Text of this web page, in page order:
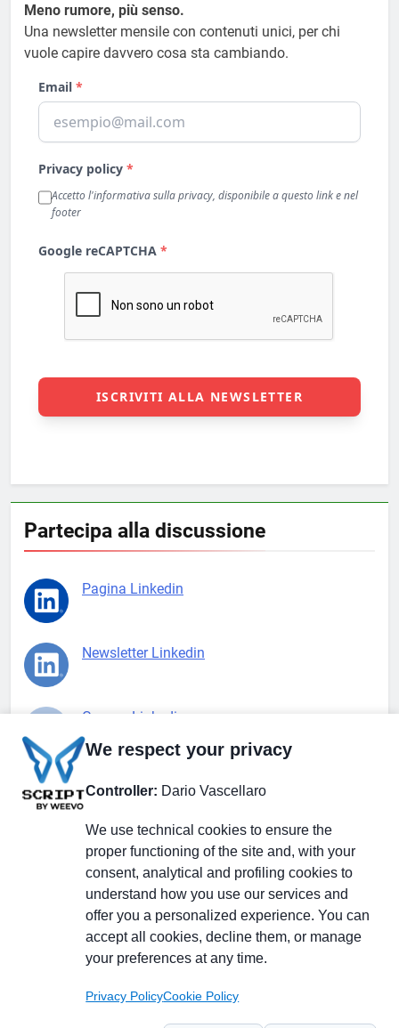
Meno rumore, più senso.
Una newsletter mensile con contenuti unici, per chi
vuole capire davvero cosa sta cambiando.
Partecipa alla discussione
Pagina Linkedin
Newsletter Linkedin
Gruppo Linkedin
X.com
Il Giornale delle PMI.
Testata giornalistica
Milano n. 353 del 19
Privacy PolicyCookie
We respect your privacy
Controller: Dario Vascellaro
We use technical cookies to ensure the
proper functioning of the site and, with your
consent, analytical and profiling cookies to
understand how you use our services and
offer you a personalized experience. You can
accept all cookies, decline them, or manage
your preferences at any time.
Privacy PolicyCookie Policy